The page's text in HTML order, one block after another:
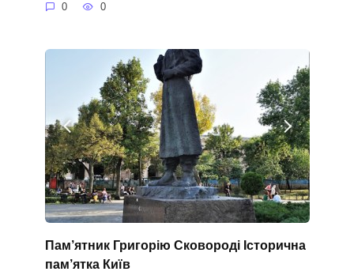
0 0
Пам’ятник Григорію Сковороді Історична
пам’ятка Київ